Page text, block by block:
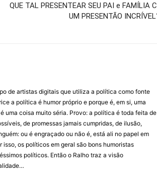
QUE TAL PRESENTEAR SEU PAI e FAMÍLIA
UM PRESENTÃO
de artistas digitais que utiliza a política como fonte
a política é humor próprio e porque é, em si, uma
uma coisa muito séria. Provo: a política é toda feita de
de promessas jamais cumpridas, de ilusão,
ou é engraçado ou não é, está ali no papel em
os políticos em geral são bons humoristas
políticos. Então o Ralho traz a visão